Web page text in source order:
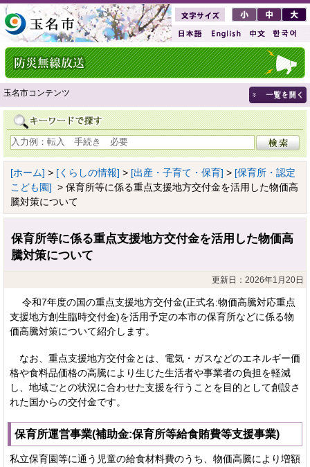
玉名市コンテンツ
[ホーム] > [くらしの情報] > [出産・子育て・保育] > [保育所・認定
こども園] > 保育所等に係る重点支援地方交付金を活用した物価高
騰対策について
保育所等に係る重点支援地方交付金を活用した物価高
騰対策について
更新日：2026年1月20日
令和7年度の国の重点支援地方交付金(正式名:物価高騰対応重点
支援地方創生臨時交付金)を活用予定の本市の保育所などに係る物
価高騰対策について紹介します。
なお、重点支援地方交付金とは、電気・ガスなどのエネルギー価
格や食料品価格の高騰により生じた生活者や事業者の負担を軽減
し、地域ごとの状況に合わせた支援を行うことを目的として創設さ
れた国からの交付金です。
保育所運営事業(補助金:保育所等給食賄費等支援事業)
私立保育園等に通う児童の給食材料費のうち、物価高騰により増額